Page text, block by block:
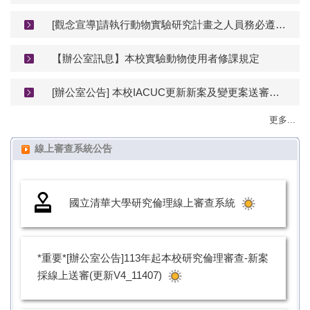
[觀念宣導]請執行動物實驗研究計畫之人員務必遵守實驗動物科學應用規範。
【辦公室訊息】本校實驗動物使用者修課規定
[辦公室公告] 本校IACUC更新新案及變更案送審表單，113年11月8日起請計畫主持人下載使用新版表單送審
更多...
線上審查系統公告
國立清華大學研究倫理線上審查系統
*重要*[辦公室公告]113年起本校研究倫理審查-新案
採線上送審(更新V4_11407)